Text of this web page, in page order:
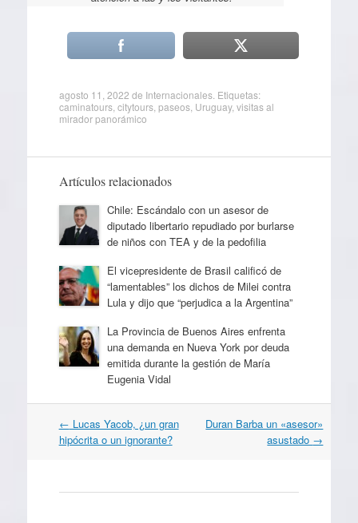
agosto 11, 2022 de Internacionales. Etiquetas:
caminatours, citytours, paseos, Uruguay, visitas al
mirador panorámico
Artículos relacionados
Chile: Escándalo con un asesor de
diputado libertario repudiado por burlarse
de niños con TEA y de la pedofilia
El vicepresidente de Brasil calificó de
“lamentables” los dichos de Milei contra
Lula y dijo que “perjudica a la Argentina”
La Provincia de Buenos Aires enfrenta
una demanda en Nueva York por deuda
emitida durante la gestión de María
Eugenia Vidal
Navegación
por
← Lucas Yacob, ¿un gran
hipócrita o un ignorante?
Duran Barba un «asesor»
asustado →